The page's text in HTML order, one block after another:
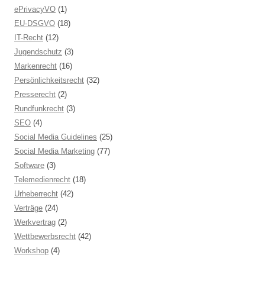
ePrivacyVO (1)
EU-DSGVO (18)
IT-Recht (12)
Jugendschutz (3)
Markenrecht (16)
Persönlichkeitsrecht (32)
Presserecht (2)
Rundfunkrecht (3)
SEO (4)
Social Media Guidelines (25)
Social Media Marketing (77)
Software (3)
Telemedienrecht (18)
Urheberrecht (42)
Verträge (24)
Werkvertrag (2)
Wettbewerbsrecht (42)
Workshop (4)